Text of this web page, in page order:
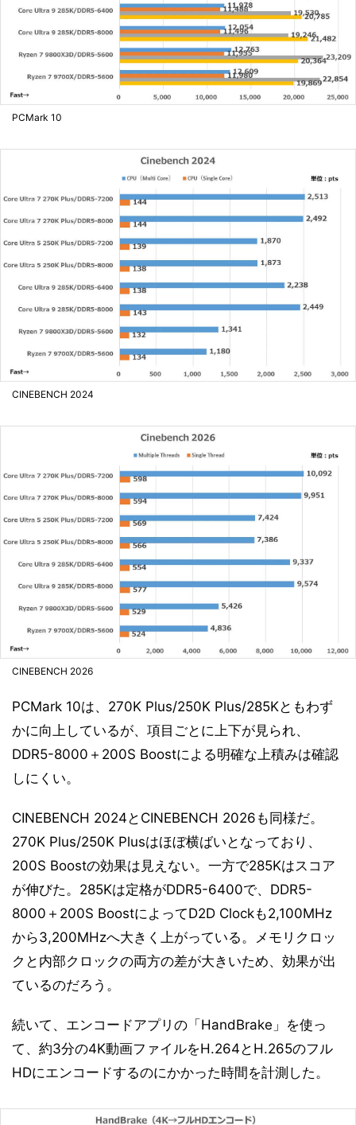
PCMark 10
CINEBENCH 2024
CINEBENCH 2026
PCMark 10は、270K Plus/250K Plus/285Kともわず
かに向上しているが、項目ごとに上下が見られ、
DDR5-8000＋200S Boostによる明確な上積みは確認
しにくい。
CINEBENCH 2024とCINEBENCH 2026も同様だ。
270K Plus/250K Plusはほぼ横ばいとなっており、
200S Boostの効果は見えない。一方で285Kはスコア
が伸びた。285Kは定格がDDR5-6400で、DDR5-
8000＋200S BoostによってD2D Clockも2,100MHz
から3,200MHzへ大きく上がっている。メモリクロッ
クと内部クロックの両方の差が大きいため、効果が出
ているのだろう。
続いて、エンコードアプリの「HandBrake」を使っ
て、約3分の4K動画ファイルをH.264とH.265のフル
HDにエンコードするのにかかった時間を計測した。